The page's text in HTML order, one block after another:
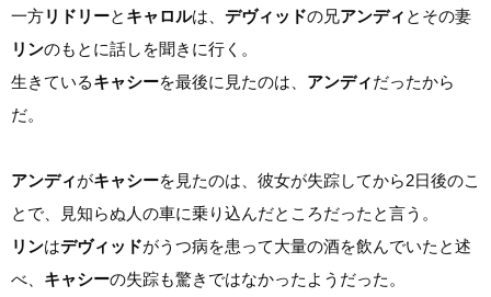
一方リドリーと キャロルは、 デヴィッドの兄アンディ とその妻
リンのもとに話しを聞きに行く。
生きているキャシーを最後に見たのは、 アンディだったから
だ。
アンディがキャシーを見たのは、彼女が失踪してから2日後のこ
とで、見知らぬ人の車に乗り込んだところだったと言う。
リンはデヴィッドがうつ病を患って大量の酒を飲んでいたと述
べ、 キャシーの失踪も驚きではなかったようだった。